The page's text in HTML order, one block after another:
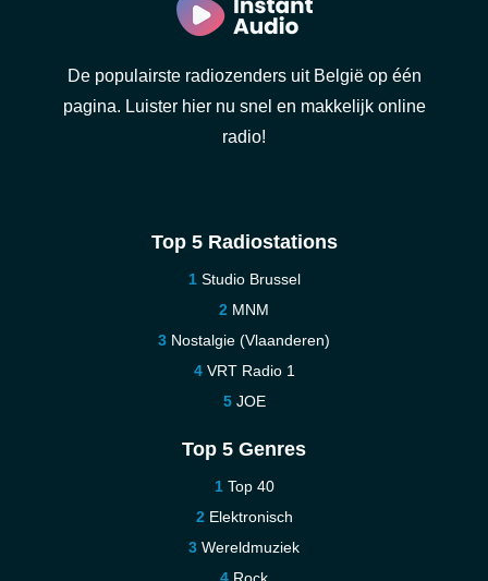
De populairste radiozenders uit België op één
pagina. Luister hier nu snel en makkelijk online
radio!
Top 5 Radiostations
Studio Brussel
MNM
Nostalgie (Vlaanderen)
VRT Radio 1
JOE
Top 5 Genres
Top 40
Elektronisch
Wereldmuziek